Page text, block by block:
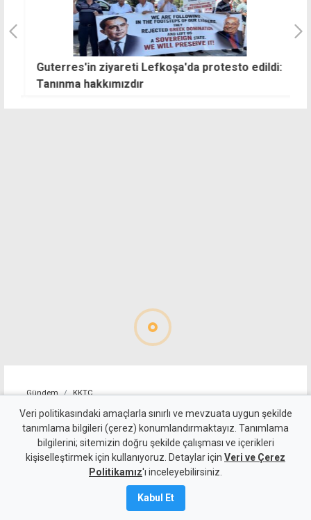
Guterres'in ziyareti Lefkoşa'da protesto edildi:
Tanınma hakkımızdır
Gündem KKTC
Savaşan'dan çalıştay
vurgusu: Yalnız UBP'nin
değil, KKTC'nin de geleceğine
ışık tutacak
Veri politikasındaki amaçlarla sınırlı ve mevzuata uygun şekilde
tanımlama bilgileri (çerez) konumlandırmaktayız. Tanımlama
bilgilerini; sitemizin doğru şekilde çalışması ve içerikleri
kişiselleştirmek için kullanıyoruz. Detaylar için Veri ve Çerez
Politikamız'ı inceleyebilirsiniz.
Kabul Et